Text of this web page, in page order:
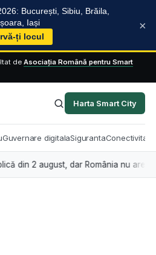
București, Sibiu, Brăila,
Iași
ți locul
×
de Asociația Română pentru Smart
Harta Smart City
Guvernare digitalaSigurantaConectivitate
2 august, dar România nu are